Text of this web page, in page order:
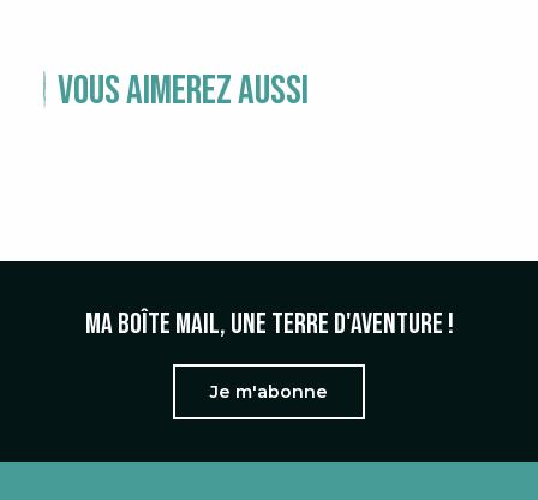
Vous aimerez aussi
Ma boîte mail, une terre d'aventure !
Je m'abonne